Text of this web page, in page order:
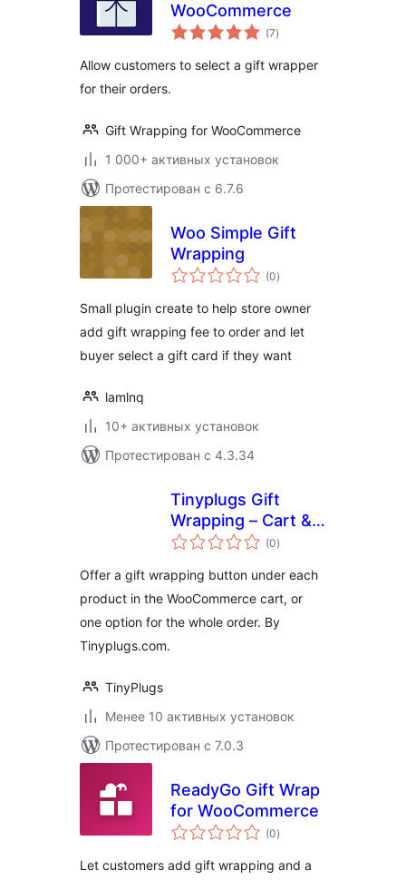
WooCommerce
(7общий
рейтинг
)
Allow customers to select a gift wrapper
for their orders.
Gift Wrapping for WooCommerce
1 000+ активных установок
Протестирован с 6.7.6
Woo Simple Gift
Wrapping
(0общий
рейтинг
)
Small plugin create to help store owner
add gift wrapping fee to order and let
buyer select a gift card if they want
lamlnq
10+ активных установок
Протестирован с 4.3.34
Tinyplugs Gift
Wrapping – Cart &
Checkout
(0общий
рейтинг
)
Offer a gift wrapping button under each
product in the WooCommerce cart, or
one option for the whole order. By
Tinyplugs.com.
TinyPlugs
Менее 10 активных установок
Протестирован с 7.0.3
ReadyGo Gift Wrap
for WooCommerce
(0общий
рейтинг
)
Let customers add gift wrapping and a